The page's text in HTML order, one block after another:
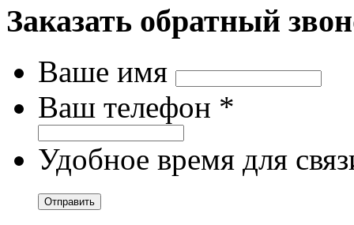
Заказать обратный
Ваше имя
Ваш телефон *
Удобное время для